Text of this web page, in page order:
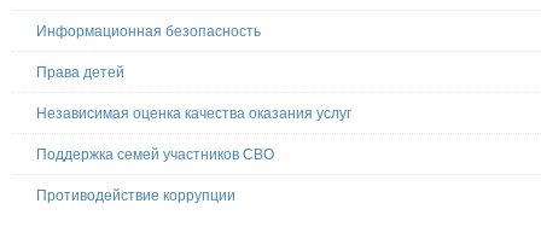
Информационная безопасность
Права детей
Независимая оценка качества оказания услуг
Поддержка семей участников СВО
Противодействие коррупции